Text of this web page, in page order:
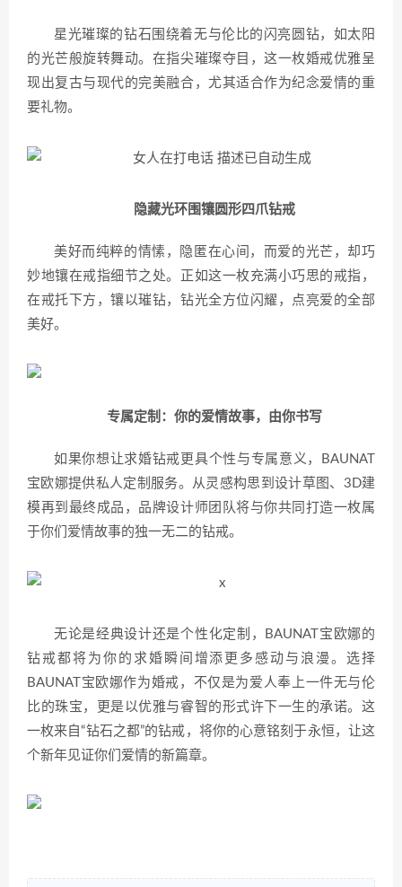
星光璀璨的钻石围绕着无与伦比的闪亮圆钻，如太阳
的光芒般旋转舞动。在指尖璀璨夺目，这一枚婚戒优雅呈
现出复古与现代的完美融合，尤其适合作为纪念爱情的重
要礼物。
隐藏光环围镶圆形四爪钻戒
美好而纯粹的情愫，隐匿在心间，而爱的光芒，却巧
妙地镶在戒指细节之处。正如这一枚充满小巧思的戒指，
在戒托下方，镶以璀钻，钻光全方位闪耀，点亮爱的全部
美好。
专属定制：你的爱情故事，由你书写
如果你想让求婚钻戒更具个性与专属意义，BAUNAT
宝欧娜提供私人定制服务。从灵感构思到设计草图、3D建
模再到最终成品，品牌设计师团队将与你共同打造一枚属
于你们爱情故事的独一无二的钻戒。
无论是经典设计还是个性化定制，BAUNAT宝欧娜的
钻戒都将为你的求婚瞬间增添更多感动与浪漫。选择
BAUNAT宝欧娜作为婚戒，不仅是为爱人奉上一件无与伦
比的珠宝，更是以优雅与睿智的形式许下一生的承诺。这
一枚来自“钻石之都”的钻戒，将你的心意铭刻于永恒，让这
个新年见证你们爱情的新篇章。